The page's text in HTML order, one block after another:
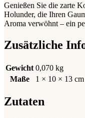
Genießen Sie die zarte
Holunder, die Ihren
Aroma verwöhnt – ein
Zusätzliche
Gewicht 0,070 kg
Maße
1 × 10 × 13 cm
Zutaten